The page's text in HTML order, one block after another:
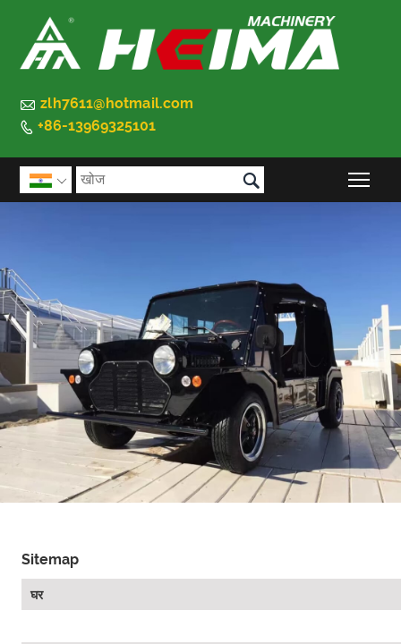
 zlh7611@hotmail.com
 +86-13969325101
 
Sitemap
घर